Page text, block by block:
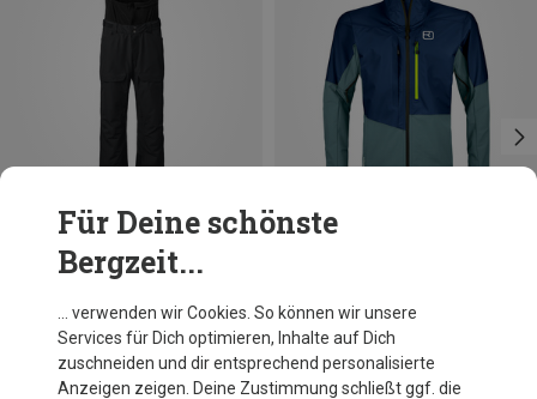
Du sparst 28%
Für Deine schönste
Bergzeit...
… verwenden wir Cookies. So können wir unsere
Services für Dich optimieren, Inhalte auf Dich
zuschneiden und dir entsprechend personalisierte
Anzeigen zeigen. Deine Zustimmung schließt ggf. die